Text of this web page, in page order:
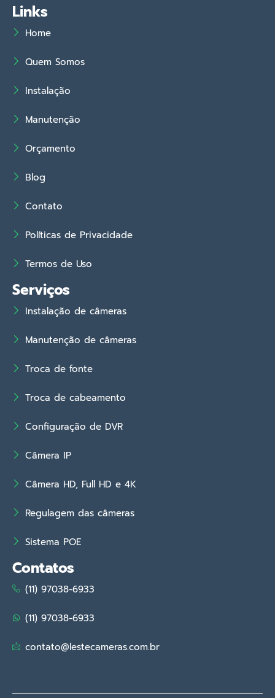
Links
Home
Quem Somos
Instalação
Manutenção
Orçamento
Blog
Contato
Políticas de Privacidade
Termos de Uso
Serviços
Instalação de câmeras
Manutenção de câmeras
Troca de fonte
Troca de cabeamento
Configuração de DVR
Câmera IP
Câmera HD, Full HD e 4K
Regulagem das câmeras
Sistema POE
Contatos
(11) 97038-6933
(11) 97038-6933
contato@lestecameras.com.br